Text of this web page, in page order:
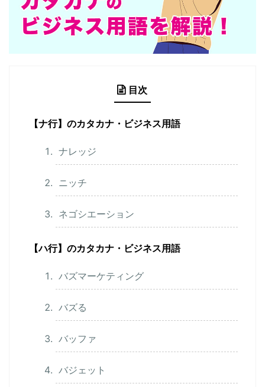
目次
【ナ行】のカタカナ・ビジネス用語
ナレッジ
ニッチ
ネゴシエーション
【ハ行】のカタカナ・ビジネス用語
バズマーケティング
バズる
バッファ
バジェット